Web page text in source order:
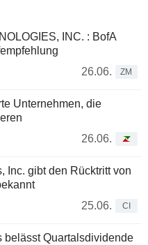
INC. : BofA
26.06.
ZM
Unternehmen, die
26.06.
Inc. gibt den Rücktritt von
25.06.
CI
belässt Quartalsdividende